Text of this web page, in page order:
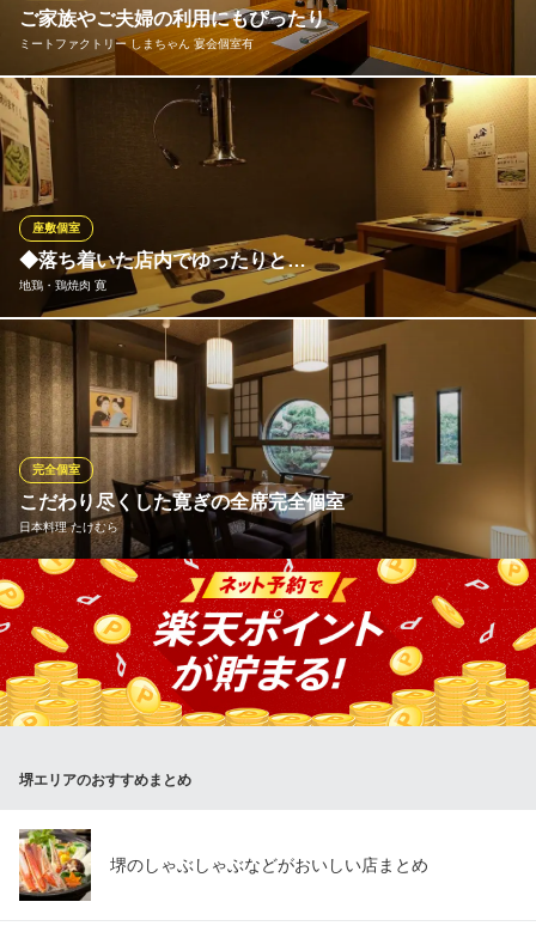
拘り食材炉端焼き居酒屋
南海本線堺駅南口 徒歩1分
大阪府堺市堺区栄橋町1-6-5
ご家族やご夫婦の利用にもぴったり
ミートファクトリー しまちゃん 宴会個室有
当店は、2名様～10名様までお座りいただける3つの完全個室をご
用意しております。店内奥にご用意しているため、他のお客様と
顔を合わせる機会も少なく、接待やデートシーンにも重宝してい
ただけます。皆が大好きな焼肉は、ご家族のお集まりにもぴった
りで、カジュアルなお顔合わせやご友人とのお食事にも便利で
す。
ミートファクトリー しまちゃん 宴会個室有
黒毛和牛を味わう焼肉店
南海高野線堺東駅 徒歩10分
大阪府堺市堺区戎之町東2-1-7 菅原ビル1F
◆落ち着いた店内でゆったりと…
地鶏・鶏焼肉 寛
座敷個室
木を基調としたぬくもり溢れる落ち着いた雰囲気の店内にはカウ
ンター席や個室をご用意。お一人様からご友人とのお食事まで幅
広くご利用いただけます。当店で至福のひと時をお過ごしくださ
い。
地鶏・鶏焼肉 寛
豊富な地鶏料理を堪能
南海本線堺駅 徒歩2分
大阪府堺市堺区栄橋町1-5-10
こだわり尽くした寛ぎの全席完全個室
日本料理 たけむら
完全個室
椅子席の上質空間で、会食・接待・法事・慶事・結納・顔合わせ
など、大切なひとときをゆったりとお過ごしください。プライベ
ートな空間で、季節の味わいを心ゆくまでご堪能いただけます。
日本料理 たけむら
大阪府堺市堺区大町東1-2-4
堺エリアのおすすめまとめ
堺のしゃぶしゃぶなどがおいしい店まとめ